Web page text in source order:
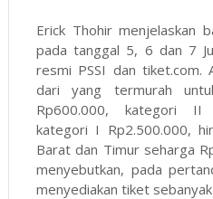
Erick Thohir menjelaskan
pada tanggal 5, 6 dan 7
resmi PSSI dan tiket.com.
dari yang termurah
Rp600.000, kategori II
kategori I Rp2.500.000,
Barat dan Timur seharga
menyebutkan, pada
menyediakan tiket